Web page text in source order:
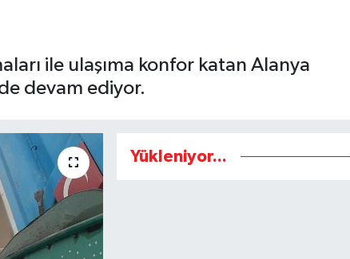
ile ulaşıma konfor katan Alanya
devam ediyor.
Yükleniyor...